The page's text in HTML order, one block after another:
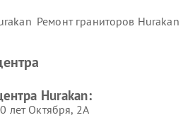
Ремонт граниторов Hurakan
Hurakan:
лет Октября, 2А